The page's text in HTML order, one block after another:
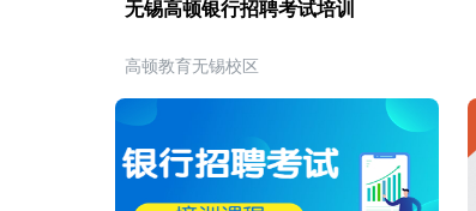
无锡高顿银行招聘考试培训
高顿教育无锡校区